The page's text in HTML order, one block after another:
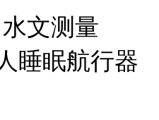
：水文
眠航行器